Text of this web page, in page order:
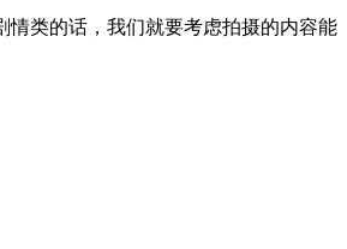
类的话，我们就要考虑拍摄的内容能